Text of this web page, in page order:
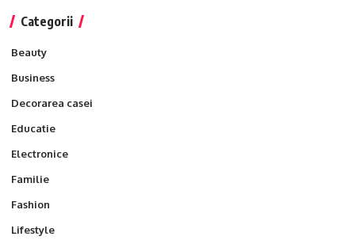
Categorii
Beauty
Business
Decorarea casei
Educatie
Electronice
Familie
Fashion
Lifestyle